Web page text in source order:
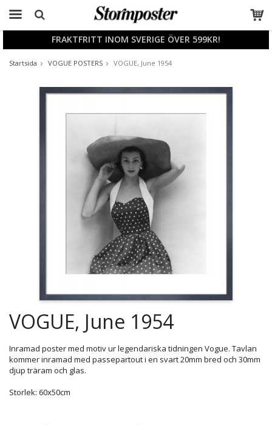
FRAKTFRITT INOM SVERIGE ÖVER 599KR!
Startsida VOGUE POSTERS VOGUE, June 1954
VOGUE, June 1954
Inramad poster med motiv ur legendariska tidningen Vogue. Tavlan
kommer inramad med passepartout i en svart 20mm bred och 30mm
djup träram och glas.
Storlek: 60x50cm